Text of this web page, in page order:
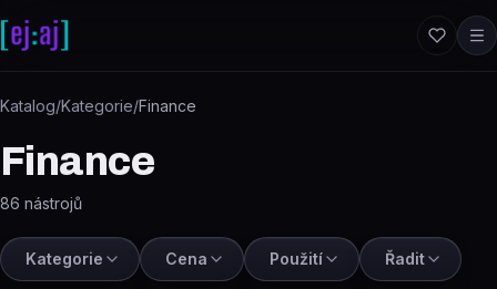
Katalog/Kategorie/Finance
Finance
86 nástrojů
Kategorie Cena Použití Řadit